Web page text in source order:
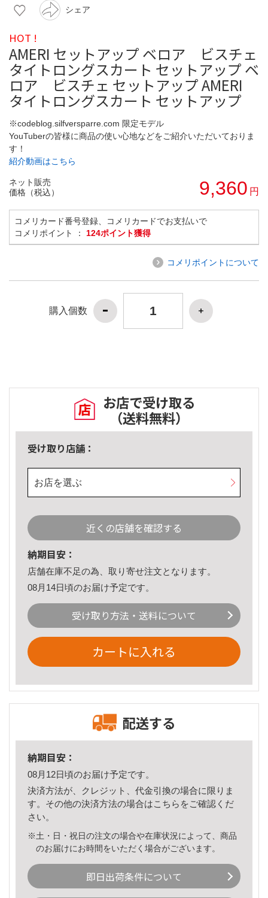
シェア
HOT !
AMERI セットアップ ベロア ビスチェ
タイトロングスカート セットアップ ベ
ロア ビスチェ セットアップ AMERI
タイトロングスカート セットアップ
※codeblog.silfversparre.com 限定モデル
YouTuberの皆様に商品の使い心地などをご紹介いただいておりま
す！
紹介動画はこちら
ネット販売
価格（税込）
9,360 円
コメリカード番号登録、コメリカードでお支払いで
コメリポイント ： 124ポイント獲得
コメリポイントについて
購入個数
お店で受け取る
（送料無料）
受け取り店舗：
お店を選ぶ
近くの店舗を確認する
納期目安：
店舗在庫不足の為、取り寄せ注文となります。
08月14日頃のお届け予定です。
受け取り方法・送料について
カートに入れる
配送する
納期目安：
08月12日頃のお届け予定です。
決済方法が、クレジット、代金引換の場合に限りま
す。その他の決済方法の場合はこちら をご確認くだ
さい。
※土・日・祝日の注文の場合や在庫状況によって、商品
のお届けにお時間をいただく場合がございます。
即日出荷条件について